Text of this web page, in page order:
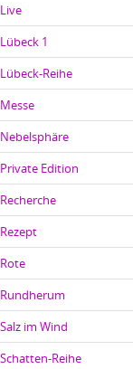
Live
Lübeck 1
Lübeck-Reihe
Messe
Nebelsphäre
Private Edition
Recherche
Rezept
Rote
Rundherum
Salz im Wind
Schatten-Reihe